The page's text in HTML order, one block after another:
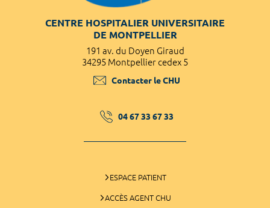
CENTRE HOSPITALIER UNIVERSITAIRE
DE MONTPELLIER
191 av. du Doyen Giraud
34295 Montpellier cedex 5
Contacter le CHU
04 67 33 67 33
ESPACE PATIENT
ACCÈS AGENT CHU